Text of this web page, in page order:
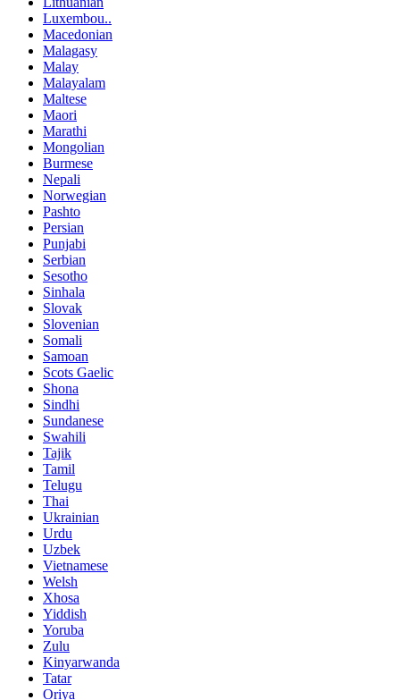
Luxembou..
Macedonian
Malagasy
Malay
Malayalam
Maltese
Maori
Marathi
Mongolian
Burmese
Nepali
Norwegian
Pashto
Persian
Punjabi
Serbian
Sesotho
Sinhala
Slovak
Slovenian
Somali
Samoan
Scots Gaelic
Shona
Sindhi
Sundanese
Swahili
Tajik
Tamil
Telugu
Thai
Ukrainian
Urdu
Uzbek
Vietnamese
Welsh
Xhosa
Yiddish
Yoruba
Zulu
Kinyarwanda
Tatar
Oriya